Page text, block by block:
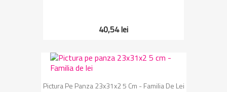
40,54 lei
Pictura Pe Panza 23x31x2 5 Cm - Familia De Lei